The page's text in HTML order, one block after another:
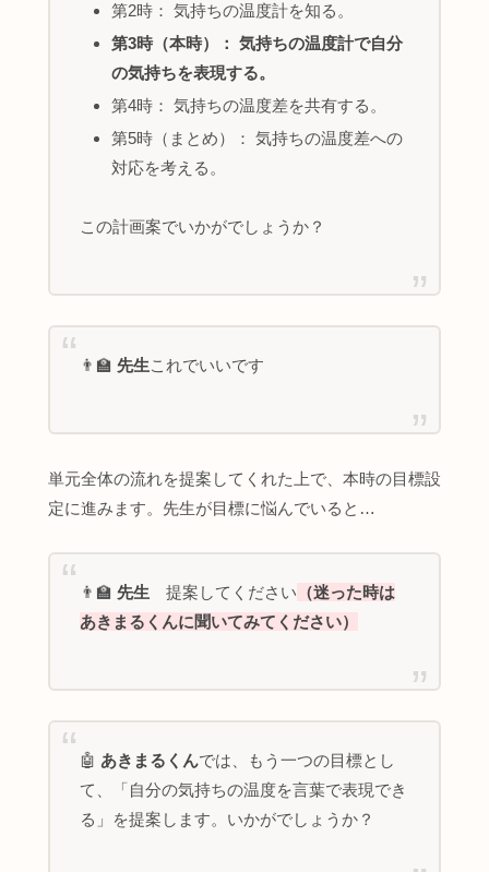
第2時： 気持ちの温度計を知る。
第3時（本時）： 気持ちの温度計で自分
の気持ちを表現する。
第4時： 気持ちの温度差を共有する。
第5時（まとめ）： 気持ちの温度差への
対応を考える。
この計画案でいかがでしょうか？
👨‍🏫 先生これでいいです
単元全体の流れを提案してくれた上で、本時の目標設
定に進みます。先生が目標に悩んでいると…
👨‍🏫 先生 提案してください （迷った時は
あきまるくんに聞いてみてください）
🤖 あきまるくんでは、もう一つの目標とし
て、「自分の気持ちの温度を言葉で表現でき
る」を提案します。いかがでしょうか？